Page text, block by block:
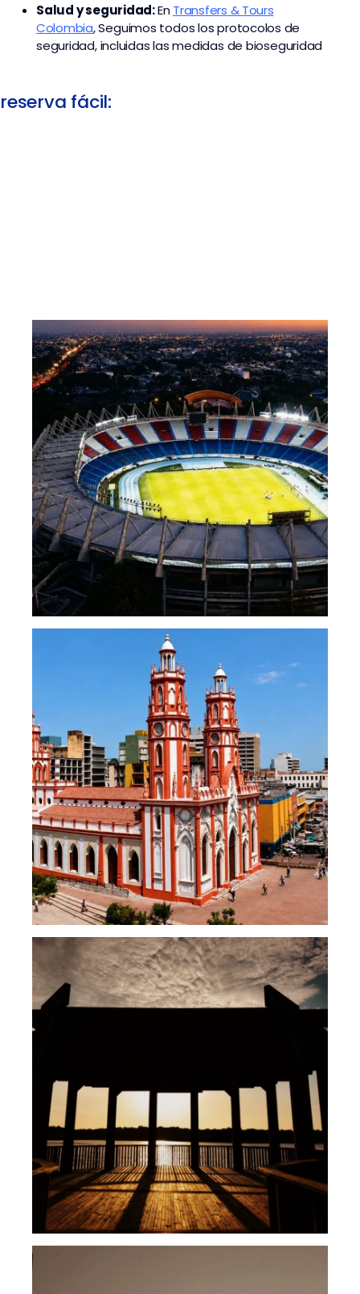
Salud y seguridad:EnTransfers & Tours
Colombia,Seguimos todos los protocolos de
seguridad, incluidas las medidas de bioseguridad
reserva fácil: